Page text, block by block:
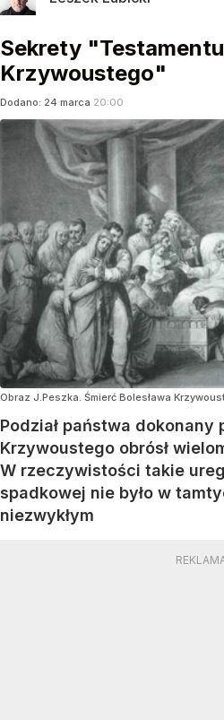
Sekrety "Testamentu
Krzywoustego"
Dodano: 24 marca 20:00
Obraz J.Peszka. Śmierć Bolesława
Podział państwa dokonany
Krzywoustego obrósł
W rzeczywistości takie
spadkowej nie było w
niezwykłym